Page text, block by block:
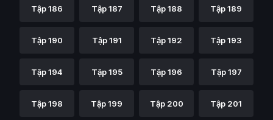
Tập 186 Tập 187 Tập 188 Tập 189
Tập 190 Tập 191 Tập 192 Tập 193
Tập 194 Tập 195 Tập 196 Tập 197
Tập 198 Tập 199 Tập 200 Tập 201